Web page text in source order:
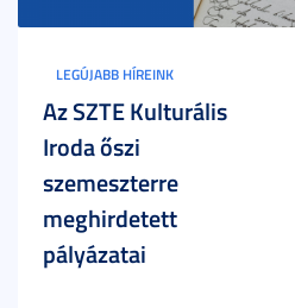
LEGÚJABB HÍREINK
Az SZTE Kulturális
Iroda őszi
szemeszterre
meghirdetett
pályázatai